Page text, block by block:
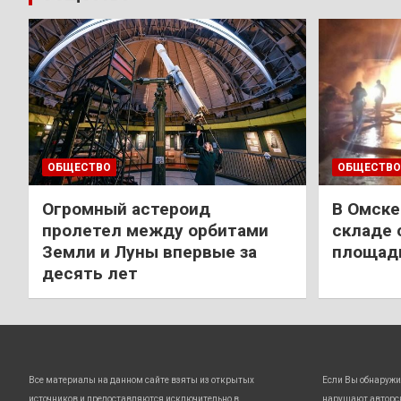
ОБЩЕСТВО
Огромный астероид
пролетел между орбитами
Земли и Луны впервые за
десять лет
ОБЩЕСТВО
В
складе
Все материалы на данном сайте взяты из открытых
источников и предоставляются исключительно в
Если Вы
нарушают